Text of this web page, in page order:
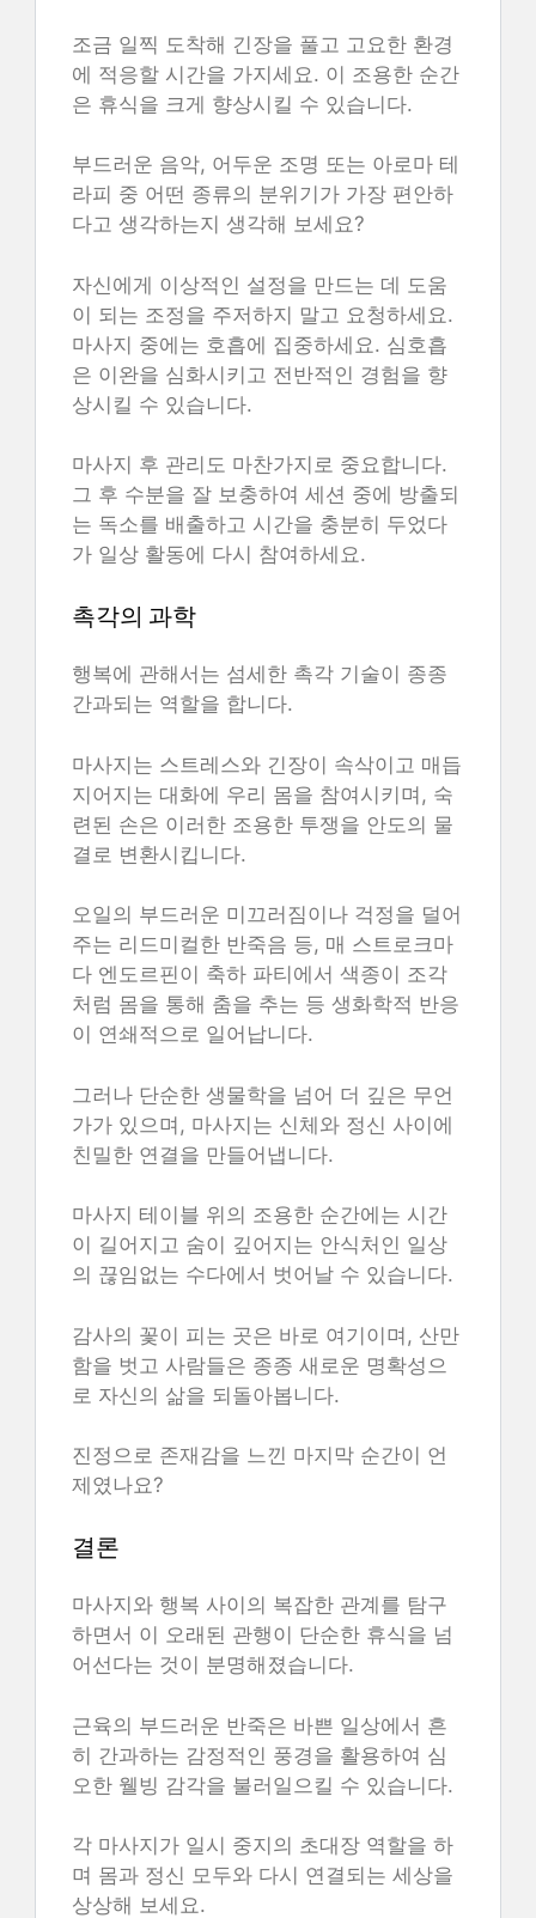
조금 일찍 도착해 긴장을 풀고 고요한 환경
에 적응할 시간을 가지세요. 이 조용한 순간
은 휴식을 크게 향상시킬 수 있습니다.
부드러운 음악, 어두운 조명 또는 아로마 테
라피 중 어떤 종류의 분위기가 가장 편안하
다고 생각하는지 생각해 보세요?
자신에게 이상적인 설정을 만드는 데 도움
이 되는 조정을 주저하지 말고 요청하세요.
마사지 중에는 호흡에 집중하세요. 심호흡
은 이완을 심화시키고 전반적인 경험을 향
상시킬 수 있습니다.
마사지 후 관리도 마찬가지로 중요합니다.
그 후 수분을 잘 보충하여 세션 중에 방출되
는 독소를 배출하고 시간을 충분히 두었다
가 일상 활동에 다시 참여하세요.
촉각의 과학
행복에 관해서는 섬세한 촉각 기술이 종종
간과되는 역할을 합니다.
마사지는 스트레스와 긴장이 속삭이고 매듭
지어지는 대화에 우리 몸을 참여시키며, 숙
련된 손은 이러한 조용한 투쟁을 안도의 물
결로 변환시킵니다.
오일의 부드러운 미끄러짐이나 걱정을 덜어
주는 리드미컬한 반죽음 등, 매 스트로크마
다 엔도르핀이 축하 파티에서 색종이 조각
처럼 몸을 통해 춤을 추는 등 생화학적 반응
이 연쇄적으로 일어납니다.
그러나 단순한 생물학을 넘어 더 깊은 무언
가가 있으며, 마사지는 신체와 정신 사이에
친밀한 연결을 만들어냅니다.
마사지 테이블 위의 조용한 순간에는 시간
이 길어지고 숨이 깊어지는 안식처인 일상
의 끊임없는 수다에서 벗어날 수 있습니다.
감사의 꽃이 피는 곳은 바로 여기이며, 산만
함을 벗고 사람들은 종종 새로운 명확성으
로 자신의 삶을 되돌아봅니다.
진정으로 존재감을 느낀 마지막 순간이 언
제였나요?
결론
마사지와 행복 사이의 복잡한 관계를 탐구
하면서 이 오래된 관행이 단순한 휴식을 넘
어선다는 것이 분명해졌습니다.
근육의 부드러운 반죽은 바쁜 일상에서 흔
히 간과하는 감정적인 풍경을 활용하여 심
오한 웰빙 감각을 불러일으킬 수 있습니다.
각 마사지가 일시 중지의 초대장 역할을 하
며 몸과 정신 모두와 다시 연결되는 세상을
상상해 보세요.